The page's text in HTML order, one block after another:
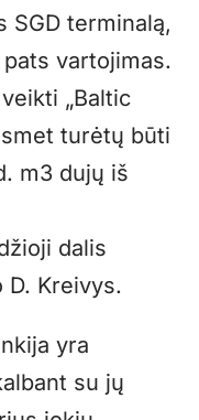
SGD terminalą,
vartojimas.
„Baltic
turėtų būti
m3 dujų iš
dalis
D. Kreivys.
yra
su jų